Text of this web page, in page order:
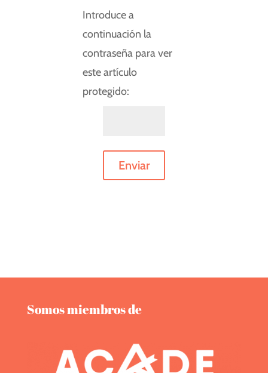
Introduce a
continuación la
contraseña para ver
este artículo
protegido:
Enviar
Somos miembros de